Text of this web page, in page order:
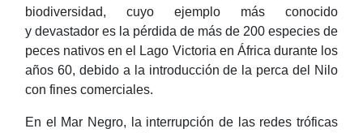
biodiversidad, cuyo ejemplo más conocido
y devastador es la pérdida de más de 200 especies de
peces nativos en el Lago Victoria en África durante los
años 60, debido a la introducción de la perca del Nilo
con fines comerciales.
En el Mar Negro, la interrupción de las redes tróficas